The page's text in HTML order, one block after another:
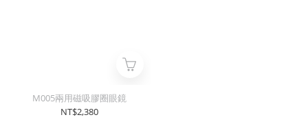
M005兩用磁吸膠圈眼鏡
NT$2,380